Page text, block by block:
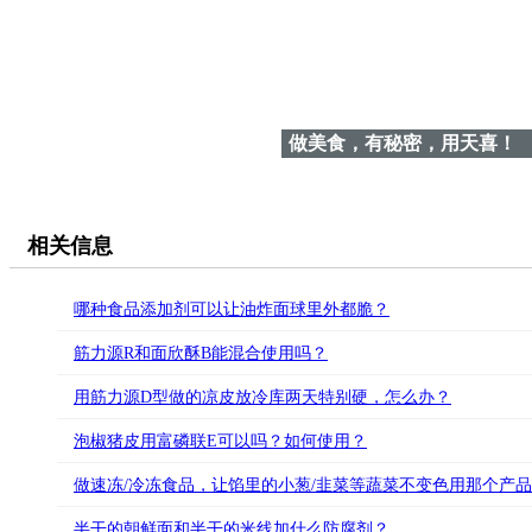
做美食，有秘密，用天喜！
相关信息
哪种食品添加剂可以让油炸面球里外都脆？
筋力源R和面欣酥B能混合使用吗？
用筋力源D型做的凉皮放冷库两天特别硬，怎么办？
泡椒猪皮用富磷联E可以吗？如何使用？
做速冻/冷冻食品，让馅里的小葱/韭菜等蔬菜不变色用那个产品
半干的朝鲜面和半干的米线加什么防腐剂？